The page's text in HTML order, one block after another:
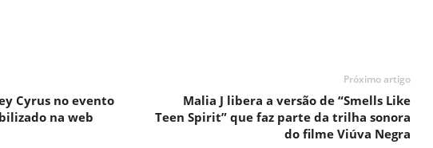
Cyrus no evento
na web
Próximo artigo
Malia J libera a versão de “Smells Like
Teen Spirit” que faz parte da trilha sonora
do filme Viúva Negra